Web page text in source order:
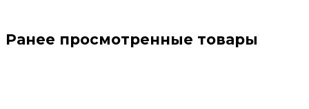
Ранее просмотренные товары